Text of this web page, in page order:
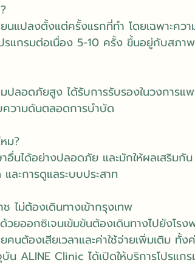
นแปลงตั้งแต่ครั้งแรกที่ทำ โดยเฉพาะค
ปรแกรมต่อเนื่อง 5-10 ครั้ง ขึ้นอยู่กับสภ
ปลอดภัยสูง ได้รับการรับรองในวงการแ
ความดันตลอดการบำบัด
ม?
อื่นได้อย่างปลอดภัย และมักให้ผลเสริม
ละการดูแลระบบประสาท
ไม่ต้องเดินทางเข้ากรุงเทพ
ยออกซิเจนเข้มข้นต้องเดินทางไปยังโรง
คนต้องเสียเวลาและค่าใช้จ่ายเพิ่มเติม ทั้
ALINE Clinic ได้เปิดให้บริการโปรแก